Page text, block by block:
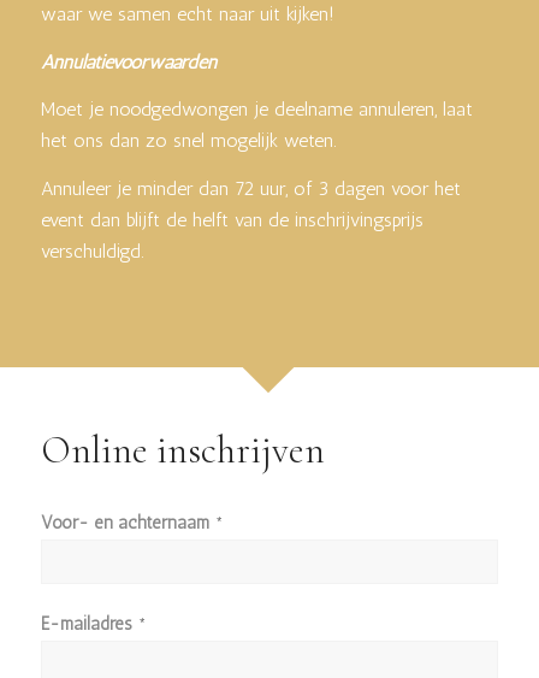
waar we samen echt naar uit kijken!
Annulatievoorwaarden
Moet je noodgedwongen je deelname annuleren, laat
het ons dan zo snel mogelijk weten.
Annuleer je minder dan 72 uur, of 3 dagen voor het
event dan blijft de helft van de inschrijvingsprijs
verschuldigd.
Online inschrijven
Voor- en achternaam *
E-mailadres *